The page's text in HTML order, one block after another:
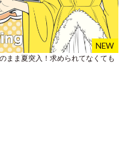
まま夏突入！求められてなくても